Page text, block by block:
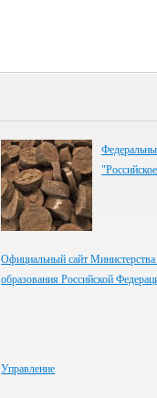
Официальный сайт
образования Российской
Управление